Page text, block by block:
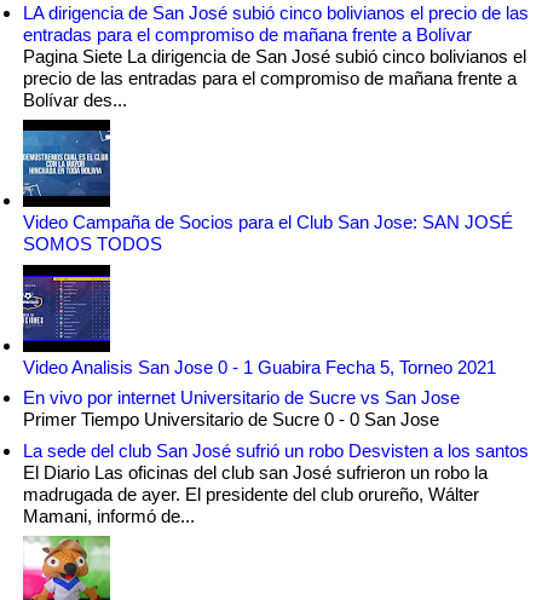
LA dirigencia de San José subió cinco bolivianos el precio de las
entradas para el compromiso de mañana frente a Bolívar
Pagina Siete La dirigencia de San José subió cinco bolivianos el
precio de las entradas para el compromiso de mañana frente a
Bolívar des...
Video Campaña de Socios para el Club San Jose: SAN JOSÉ
SOMOS TODOS
Video Analisis San Jose 0 - 1 Guabira Fecha 5, Torneo 2021
En vivo por internet Universitario de Sucre vs San Jose
Primer Tiempo Universitario de Sucre 0 - 0 San Jose
La sede del club San José sufrió un robo Desvisten a los santos
El Diario Las oficinas del club san José sufrieron un robo la
madrugada de ayer. El presidente del club orureño, Wálter
Mamani, informó de...